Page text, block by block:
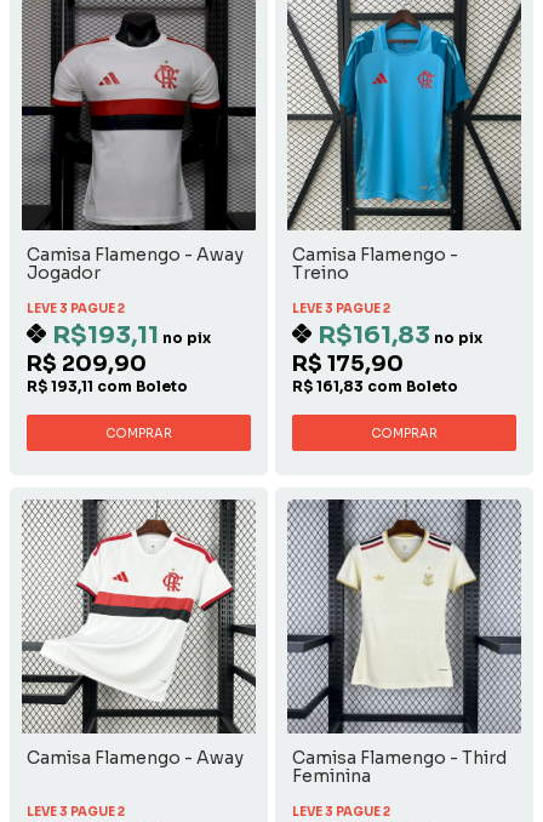
Camisa Flamengo - Away
Jogador
LEVE 3 PAGUE 2
R$193,11 no pix
R$ 209,90
R$ 193,11 com Boleto
COMPRAR
Camisa Flamengo -
Treino
LEVE 3 PAGUE 2
R$161,83 no pix
R$ 175,90
R$ 161,83 com Boleto
COMPRAR
Camisa Flamengo - Away
LEVE 3 PAGUE 2
Camisa Flamengo - Third
Feminina
LEVE 3 PAGUE 2